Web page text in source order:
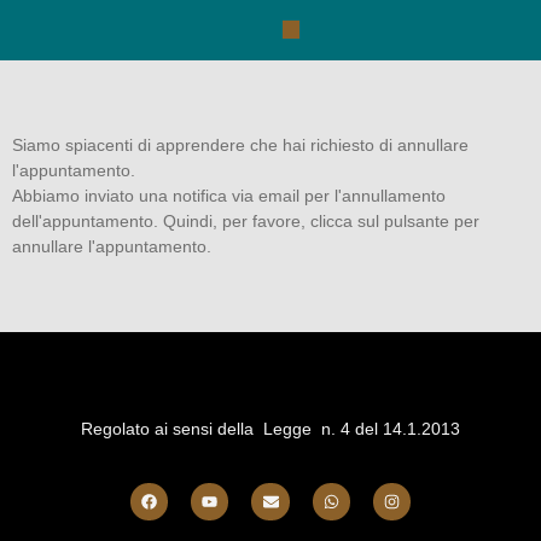
Siamo spiacenti di apprendere che hai richiesto di annullare
l'appuntamento.
Abbiamo inviato una notifica via email per l'annullamento
dell'appuntamento. Quindi, per favore, clicca sul pulsante per
annullare l'appuntamento.
Regolato ai sensi della Legge n. 4 del 14.1.2013